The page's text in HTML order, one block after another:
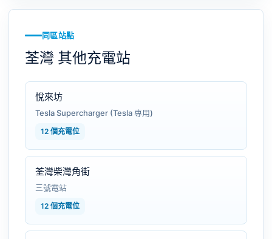
同區站點
荃灣 其他充電站
悅來坊
Tesla Supercharger (Tesla 專用)
12 個充電位
荃灣柴灣角街
三號電站
12 個充電位